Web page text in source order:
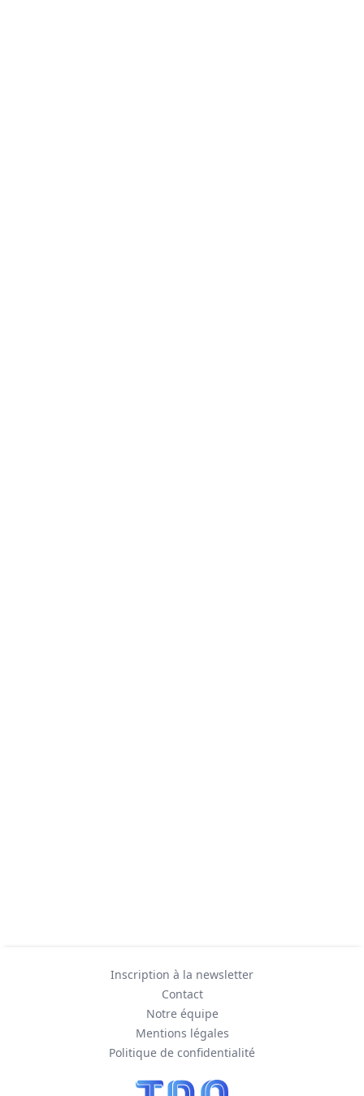
Inscription à la newsletter
Contact
Notre équipe
Mentions légales
Politique de confidentialité